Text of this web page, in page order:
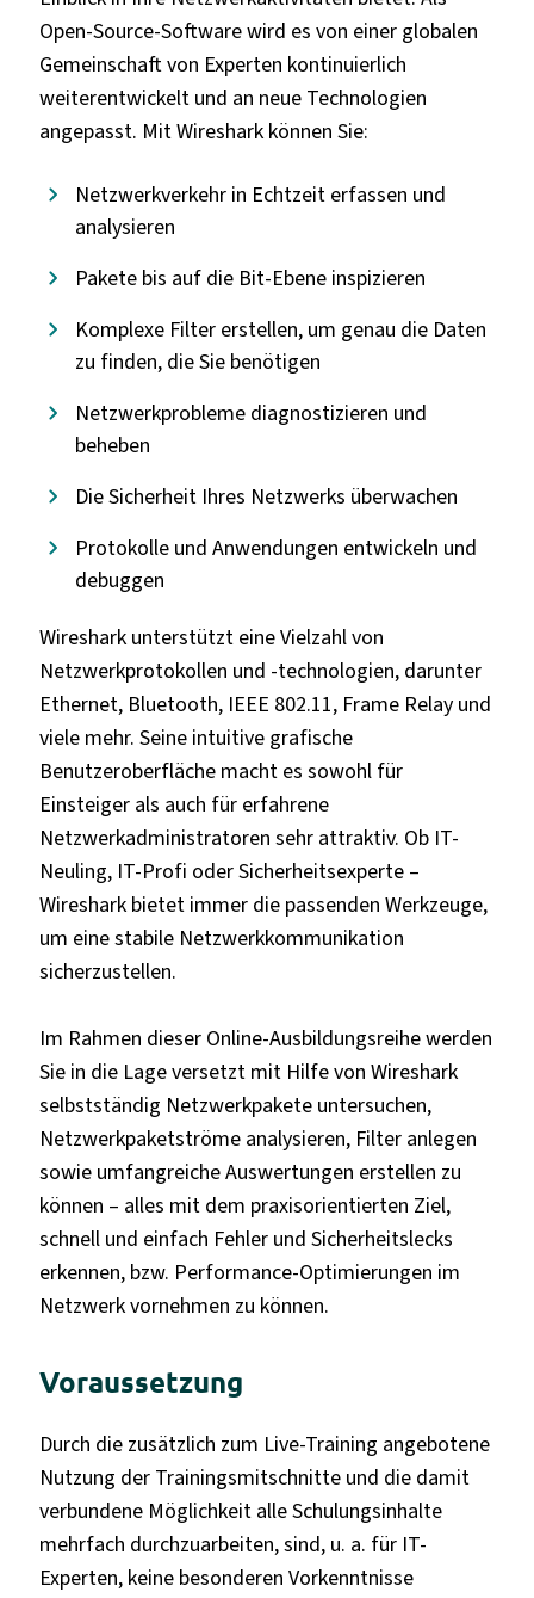
Open-Source-Software wird es von einer globalen
Gemeinschaft von Experten kontinuierlich
weiterentwickelt und an neue Technologien
angepasst. Mit Wireshark können Sie:
Netzwerkverkehr in Echtzeit erfassen und
analysieren
Pakete bis auf die Bit-Ebene inspizieren
Komplexe Filter erstellen, um genau die Daten
zu finden, die Sie benötigen
Netzwerkprobleme diagnostizieren und
beheben
Die Sicherheit Ihres Netzwerks überwachen
Protokolle und Anwendungen entwickeln und
debuggen
Wireshark unterstützt eine Vielzahl von
Netzwerkprotokollen und -technologien, darunter
Ethernet, Bluetooth, IEEE 802.11, Frame Relay und
viele mehr. Seine intuitive grafische
Benutzeroberfläche macht es sowohl für
Einsteiger als auch für erfahrene
Netzwerkadministratoren sehr attraktiv. Ob IT-
Neuling, IT-Profi oder Sicherheitsexperte –
Wireshark bietet immer die passenden Werkzeuge,
um eine stabile Netzwerkkommunikation
sicherzustellen.
Im Rahmen dieser Online-Ausbildungsreihe werden
Sie in die Lage versetzt mit Hilfe von Wireshark
selbstständig Netzwerkpakete untersuchen,
Netzwerkpaketströme analysieren, Filter anlegen
sowie umfangreiche Auswertungen erstellen zu
können – alles mit dem praxisorientierten Ziel,
schnell und einfach Fehler und Sicherheitslecks
erkennen, bzw. Performance-Optimierungen im
Netzwerk vornehmen zu können.
Voraussetzung
Durch die zusätzlich zum Live-Training angebotene
Nutzung der Trainingsmitschnitte und die damit
verbundene Möglichkeit alle Schulungsinhalte
mehrfach durchzuarbeiten, sind, u. a. für IT-
Experten, keine besonderen Vorkenntnisse